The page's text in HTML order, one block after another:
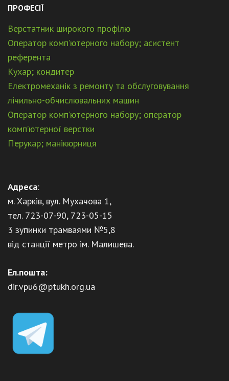
ПРОФЕСІЇ
Верстатник широкого профілю
Оператор комп’ютерного набору; асистент
референта
Кухар; кондитер
Електромеханік з ремонту та обслуговування
лічильно-обчислювальних машин
Оператор комп’ютерного набору; оператор
комп’ютерної верстки
Перукар; манікюрниця
Адреса:
м. Харків, вул. Мухачова 1,
тел. 723-07-90, 723-05-15
3 зупинки трамваями №5,8
від станції метро ім. Малишева.
Ел.пошта:
dir.vpu6@ptukh.org.ua